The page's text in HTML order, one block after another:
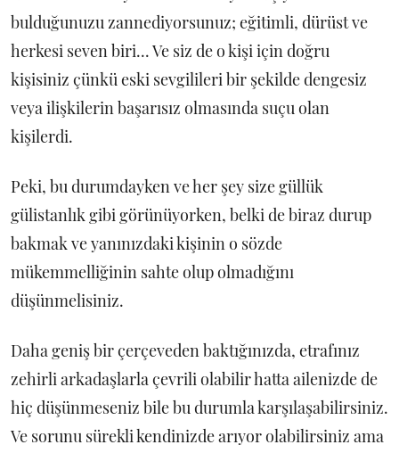
bulduğunuzu zannediyorsunuz; eğitimli, dürüst ve
herkesi seven biri... Ve siz de o kişi için doğru
kişisiniz çünkü eski sevgilileri bir şekilde dengesiz
veya ilişkilerin başarısız olmasında suçu olan
kişilerdi.
Peki, bu durumdayken ve her şey size güllük
gülistanlık gibi görünüyorken, belki de biraz durup
bakmak ve yanınızdaki kişinin o sözde
mükemmelliğinin sahte olup olmadığını
düşünmelisiniz.
Daha geniş bir çerçeveden baktığınızda, etrafınız
zehirli arkadaşlarla çevrili olabilir hatta ailenizde de
hiç düşünmeseniz bile bu durumla karşılaşabilirsiniz.
Ve sorunu sürekli kendinizde arıyor olabilirsiniz ama